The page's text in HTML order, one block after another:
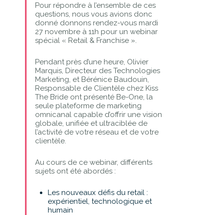
Pour répondre à l’ensemble de ces
questions, nous vous avions donc
donné donnons rendez-vous mardi
27 novembre à 11h pour un webinar
spécial « Retail & Franchise ».
Pendant près d’une heure, Olivier
Marquis, Directeur des Technologies
Marketing, et Bérénice Baudouin,
Responsable de Clientèle chez Kiss
The Bride ont présenté Be-One, la
seule plateforme de marketing
omnicanal capable d’offrir une vision
globale, unifiée et ultraciblée de
l’activité de votre réseau et de votre
clientèle.
Au cours de ce webinar, différents
sujets ont été abordés :
Les nouveaux défis du retail :
expérientiel, technologique et
humain